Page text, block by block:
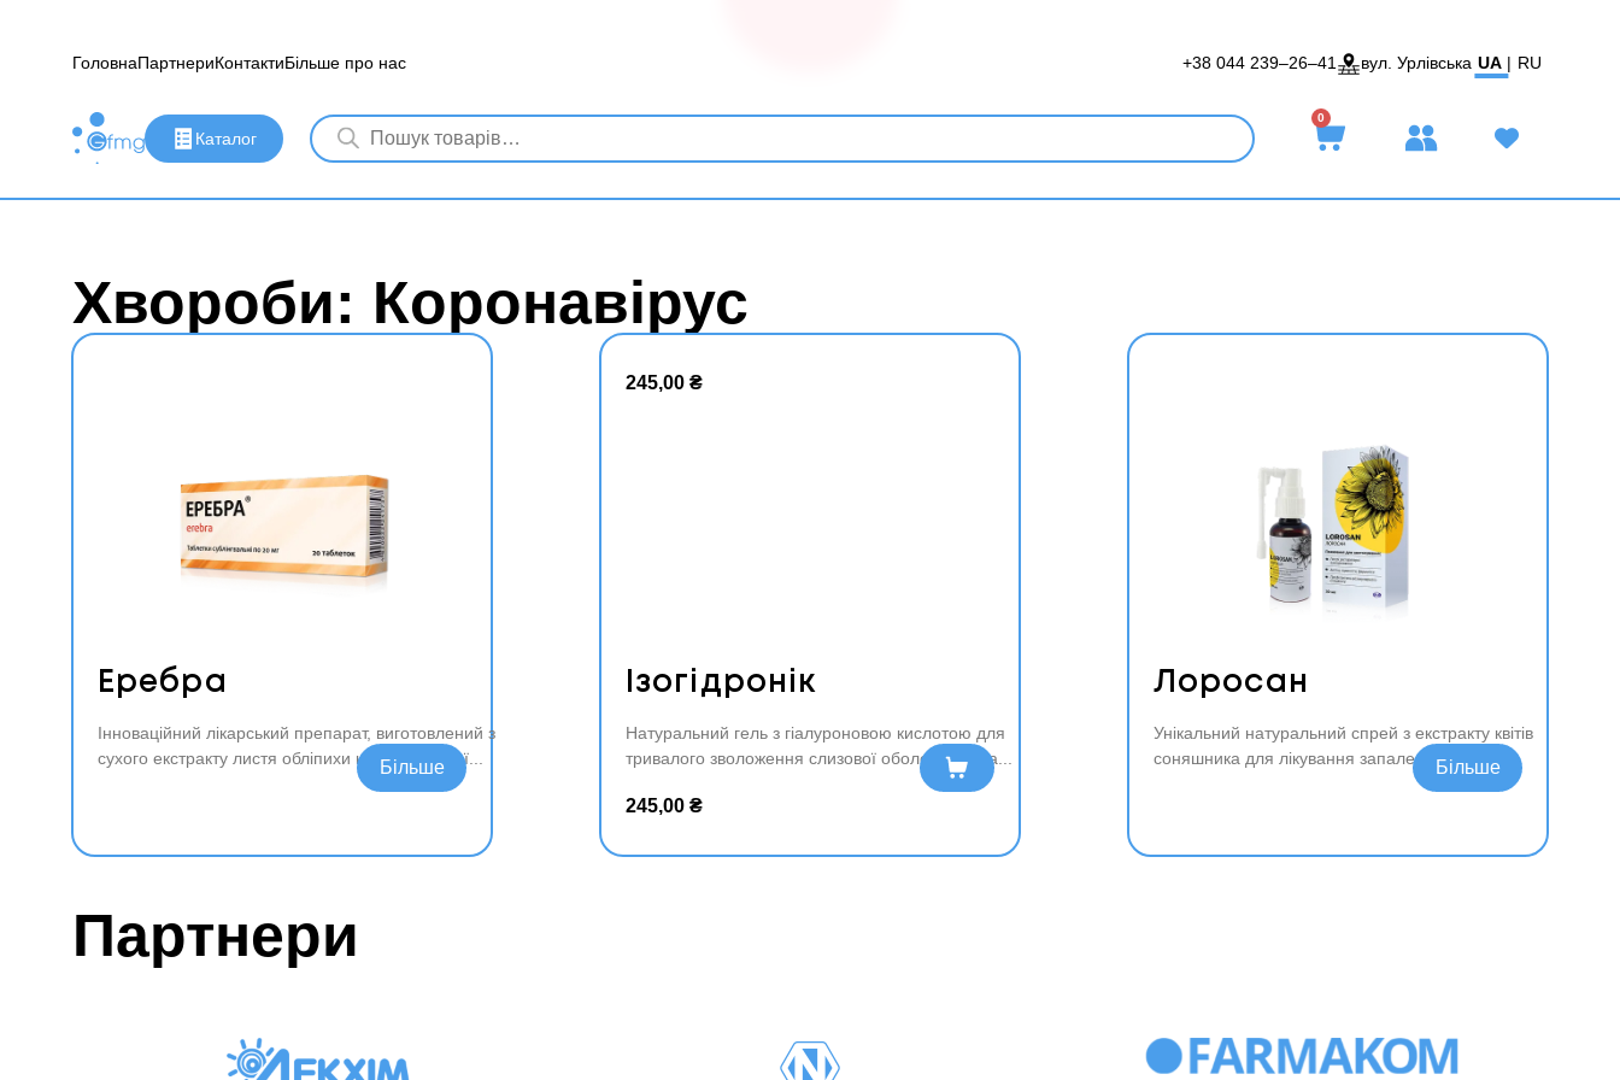
ГоловнаПартнериКонтактиБільше про нас +38 044 239–26–41 вул. Урлівська UA | RU
Каталог
0
Хвороби: Коронавірус
Еребра
Інноваційний лікарський препарат, виготовлений з
сухого екстракту листя обліпихи крушіновидної
Читати далі
245,00 ₴
Ізогідронік
Натуральний гель з гіалуроновою кислотою для
тривалого зволоження слизової оболонки носа
245,00 ₴
До
да
Лоросан
Унікальний натуральний спрей з екстракту квітів
соняшника для лікування запалення горла.
Читати далі
Партнери